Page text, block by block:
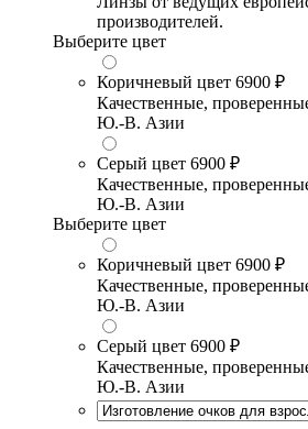
производителей.
Выберите цвет
Коричневый цвет 6900 ₽
Качественные,
Ю.-В. Азии
Серый цвет 6900 ₽
Качественные,
Ю.-В. Азии
Выберите цвет
Коричневый цвет 6900 ₽
Качественные,
Ю.-В. Азии
Серый цвет 6900 ₽
Качественные,
Ю.-В. Азии